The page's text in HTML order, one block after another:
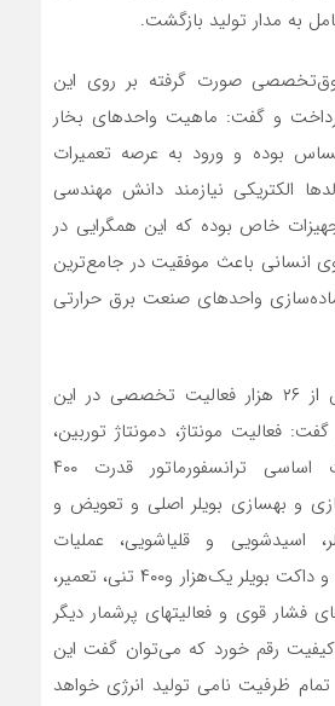
به مدار تولید بازگشت.
صورت گرفته بر روی این
پرداخت و گفت: ماهیت واحدهای بخار
بوده و ورود به عرصه تعمیرات
الکتریکی نیازمند دانش مهندسی
خاص بوده که این همگرایی در
انسانی باعث موفقیت در جامع‌ترین
واحدهای صنعت برق حرارتی
مرادی به انجام بیش از ۲۶ هزار فعالیت تخصصی در این
فعالیت مونتاژ، دمونتاژ توربین،
روتورژنراتور، تعمیرات اساسی ترانسفورماتور قدرت ۴۰۰
و بهسازی بویلر اصلی و تعویض و
اسیدشویی و قلیاشویی، عملیات
تعمیراتی بر روی بدنه و داکت بویلر یک‌هزار و۴۰۰ تنی، تعمیر،
فشار قوی و فعالیتهای پرشمار دیگر
رقم خورد که می‌توان گفت این
با تمام ظرفیت نامی تولید انرژی خواهد